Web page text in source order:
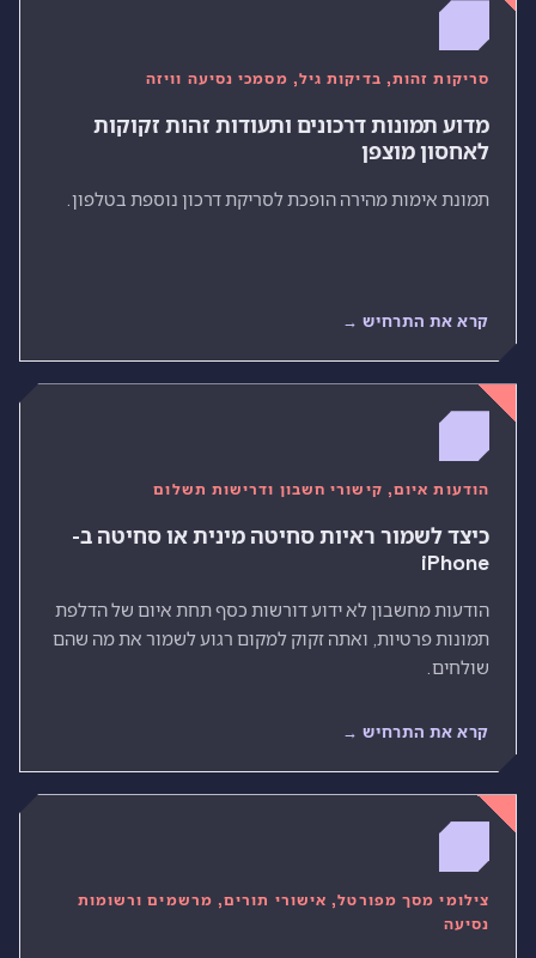
סריקות זהות, בדיקות גיל, מסמכי נסיעה וויזה
מדוע תמונות דרכונים ותעודות זהות זקוקות
לאחסון מוצפן
תמונת אימות מהירה הופכת לסריקת דרכון נוספת בטלפון.
קרא את התרחיש →
הודעות איום, קישורי חשבון ודרישות תשלום
כיצד לשמור ראיות סחיטה מינית או סחיטה ב-
iPhone
הודעות מחשבון לא ידוע דורשות כסף תחת איום של הדלפת
תמונות פרטיות, ואתה זקוק למקום רגוע לשמור את מה שהם
שולחים.
קרא את התרחיש →
צילומי מסך מפורטל, אישורי תורים, מרשמים ורשומות
נסיעה